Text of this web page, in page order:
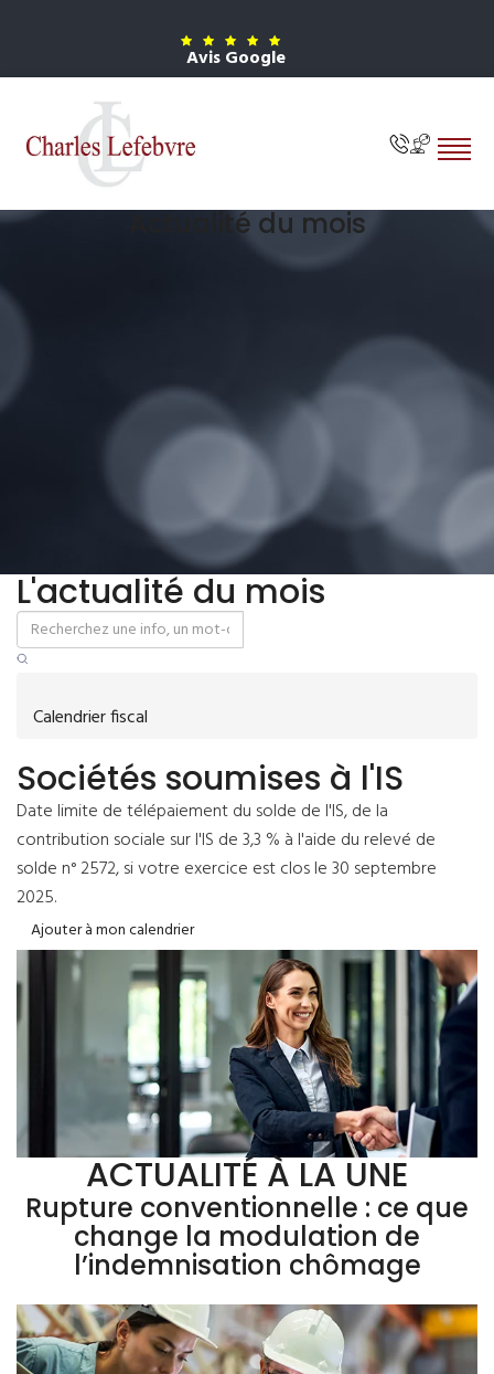
Avis Google
Actualité du mois
L'actualité du mois
Calendrier fiscal
Sociétés soumises à l'IS
Date limite de télépaiement du solde de l'IS, de la
contribution sociale sur l'IS de 3,3 % à l'aide du relevé de
solde n° 2572, si votre exercice est clos le 30 septembre
2025.
Ajouter à mon calendrier
ACTUALITÉ À LA UNE
Rupture conventionnelle : ce que
change la modulation de
l’indemnisation chômage